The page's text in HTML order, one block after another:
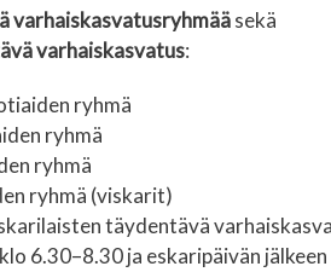
varhaiskasvatusryhmääsekä
varhaiskasvatus:
ryhmä
ryhmä
ryhmä
ryhmä (viskarit)
täydentävä
6.30–8.30 ja eskaripäivän